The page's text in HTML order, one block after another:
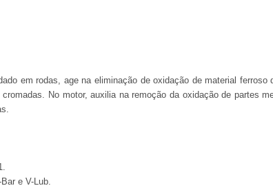
em rodas, age na eliminação de oxidação de material ferroso
No motor, auxilia na remoção da oxidação de partes
e V-Lub.